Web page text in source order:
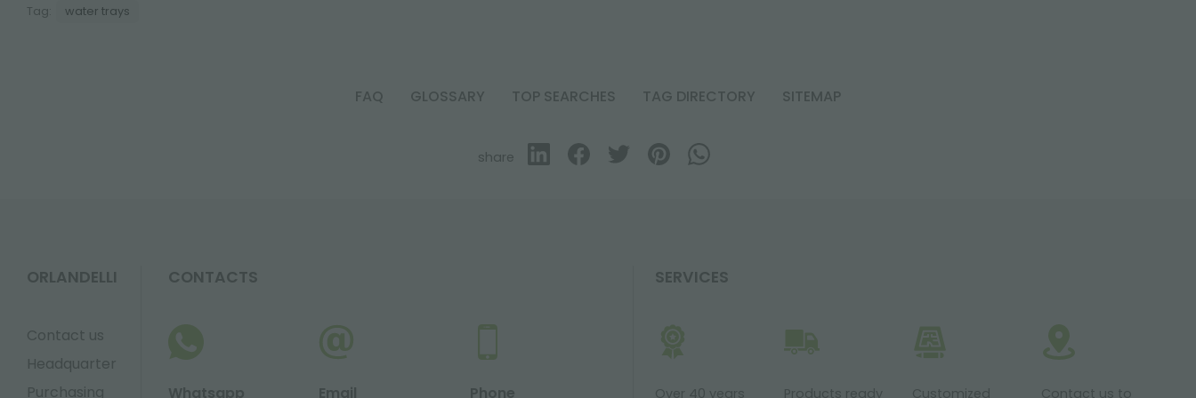
Tag: water trays
FAQ GLOSSARY TOP SEARCHES TAG DIRECTORY SITEMAP
share
ORLANDELLI
Contact us
Headquarter
Purchasing
CONTACTS
Whatsapp Email Phone
SERVICES
Over 40 years Products ready Customized Contact us to